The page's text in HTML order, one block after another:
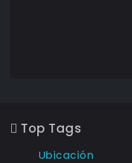
Top Tags
Ubicación